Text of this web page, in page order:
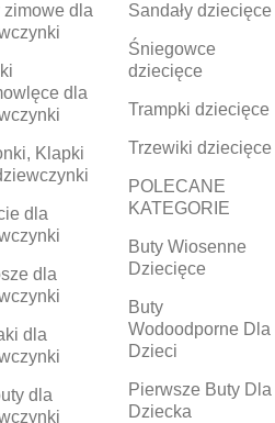
zimowe dla
dla
Klapki
dla
dla
dla
dla
Sandały dziecięce
Śniegowce
dziecięce
Trampki dziecięce
Trzewiki dziecięce
POLECANE
KATEGORIE
Buty Wiosenne
Dziecięce
Buty
Wodoodporne Dla
Dzieci
Pierwsze Buty Dla
Dziecka